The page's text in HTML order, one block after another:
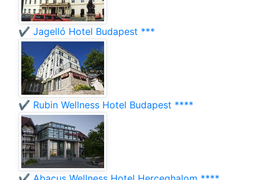
✔️ Jagelló Hotel Budapest ***
✔️ Rubin Wellness Hotel Budapest ****